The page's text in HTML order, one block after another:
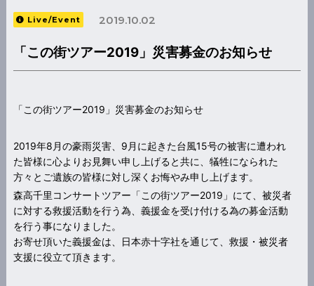
Live/Event 2019.10.02
「この街ツアー2019」災害募金のお知らせ
「この街ツアー2019」災害募金のお知らせ
2019年8月の豪雨災害、9月に起きた台風15号の被害に遭われ
た皆様に心よりお見舞い申し上げると共に、犠牲になられた
方々とご遺族の皆様に対し深くお悔やみ申し上げます。
森高千里コンサートツアー「この街ツアー2019」にて、被災者
に対する救援活動を行う為、義援金を受け付ける為の募金活動
を行う事になりました。
お寄せ頂いた義援金は、日本赤十字社を通じて、救援・被災者
支援に役立て頂きます。